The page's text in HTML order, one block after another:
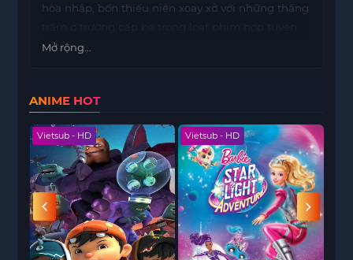
hòa nhập, bốn thiếu niên xoay xở với những thăng
này.
Mở rộng...
ANIME HOT
Vietsub - HD Vietsub - HD